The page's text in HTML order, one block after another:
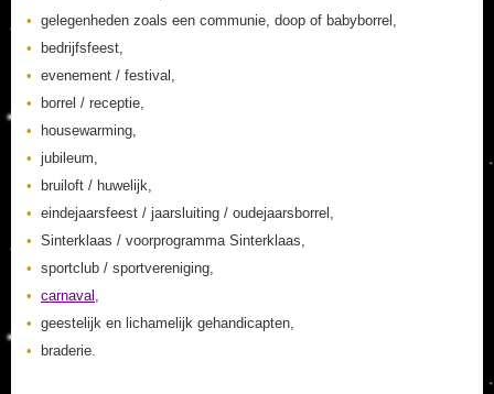
gelegenheden zoals een communie, doop of babyborrel,
bedrijfsfeest,
evenement / festival,
borrel / receptie,
housewarming,
jubileum,
bruiloft / huwelijk,
eindejaarsfeest / jaarsluiting / oudejaarsborrel,
Sinterklaas / voorprogramma Sinterklaas,
sportclub / sportvereniging,
carnaval ,
geestelijk en lichamelijk gehandicapten,
braderie.